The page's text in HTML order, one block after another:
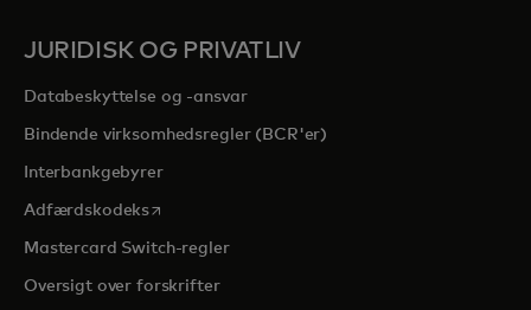
JURIDISK OG PRIVATLIV
Databeskyttelse og -ansvar
Bindende virksomhedsregler (BCR'er)
Interbankgebyrer
Adfærdskodeksopens in a new tab
Mastercard Switch-regler
Oversigt over forskrifter